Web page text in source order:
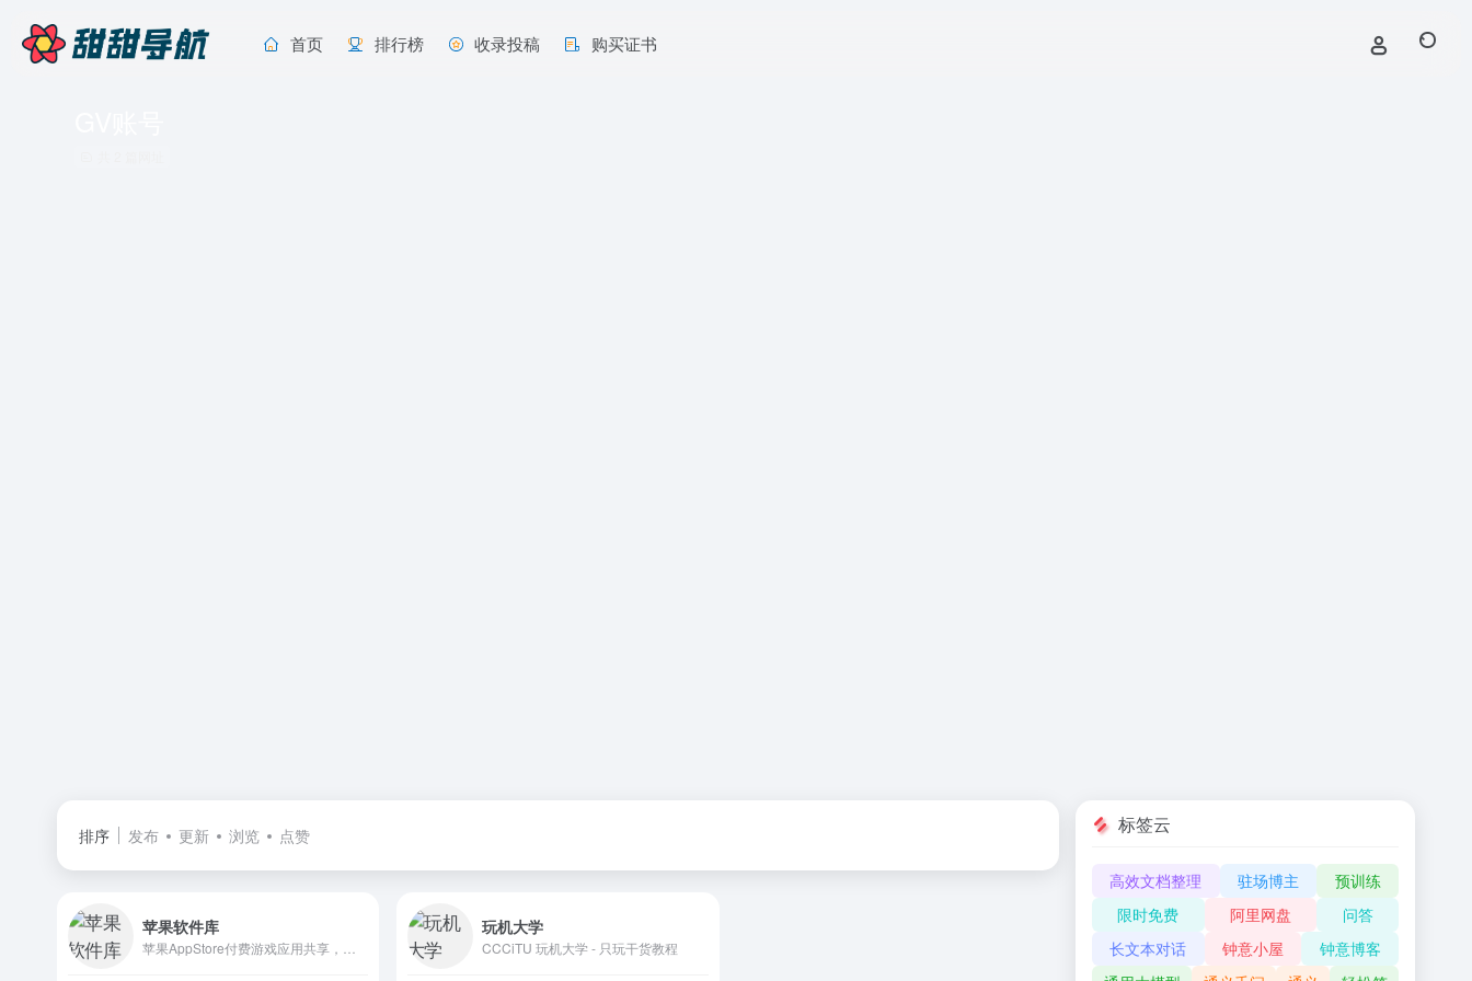
首页 排行榜 收录投稿 购买证书
排序 发布 更新 浏览 点赞
苹果软件库 玩机大学
CCCiTU 玩机大学 - 只玩干货教程
标签云
高效文档整理 驻场博主
预训练
限时免费
阿里网盘
问答
长文本对话
钟意小屋
钟意博客